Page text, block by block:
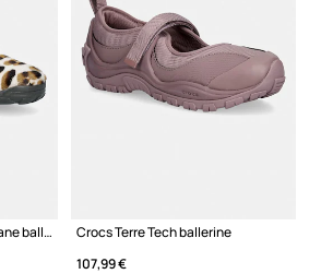
Wales Bonner Jewel Mary Jane ballerine
Crocs Terre Tech ballerine
107,99 €